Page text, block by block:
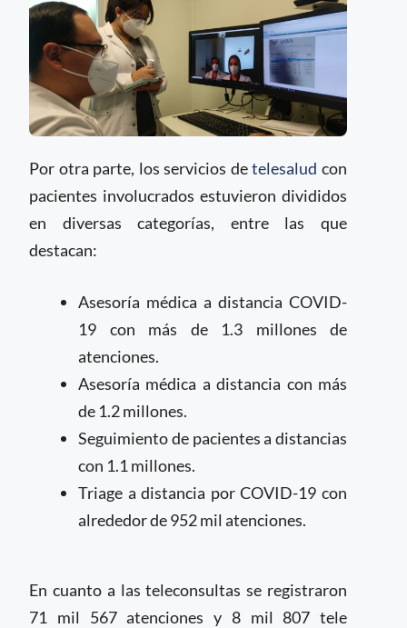
Por otra parte, los servicios detelesalud con
pacientes involucrados estuvieron divididos
en diversas categorías, entre las que
destacan:
Asesoría médica a distancia COVID-
19 con más de 1.3 millones de
atenciones.
Asesoría médica a distancia con más
de 1.2 millones.
Seguimiento de pacientes a distancias
con 1.1 millones.
Triage a distancia por COVID-19 con
alrededor de 952 mil atenciones.
En cuanto a las teleconsultas se registraron
71 mil 567 atenciones y 8 mil 807 tele